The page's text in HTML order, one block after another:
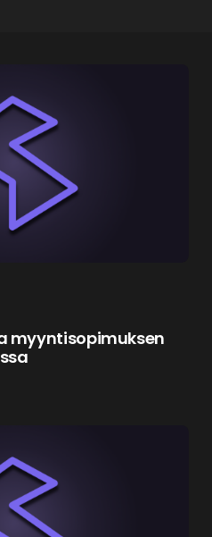
myyntisopimuksen